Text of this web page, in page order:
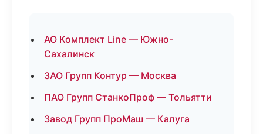
АО Комплект Line — Южно-
Сахалинск
ЗАО Групп Контур — Москва
ПАО Групп СтанкоПроф — Тольятти
Завод Групп ПроМаш — Калуга